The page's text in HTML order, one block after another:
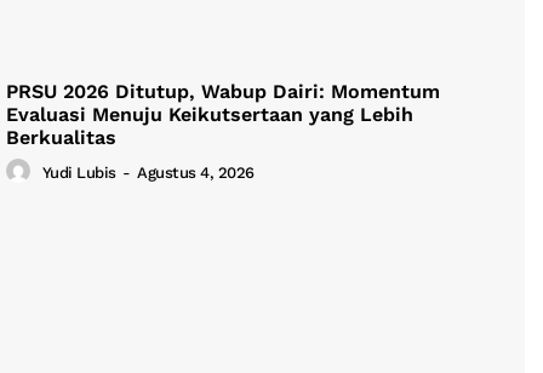
PRSU 2026 Ditutup, Wabup Dairi: Momentum
Evaluasi Menuju Keikutsertaan yang Lebih
Berkualitas
Yudi Lubis - Agustus 4, 2026